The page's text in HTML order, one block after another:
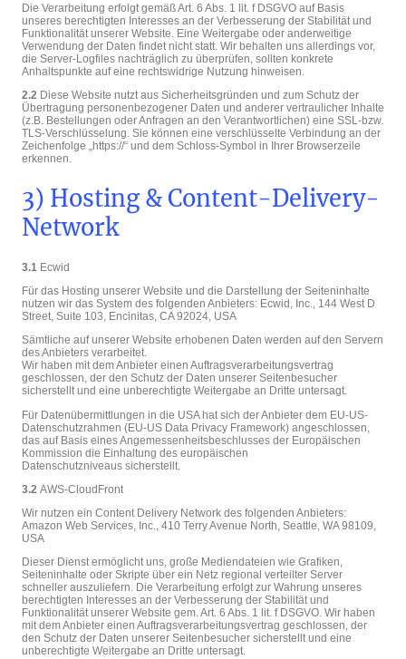
Die Verarbeitung erfolgt gemäß Art. 6 Abs. 1 lit. f DSGVO auf Basis
unseres berechtigten Interesses an der Verbesserung der Stabilität und
Funktionalität unserer Website. Eine Weitergabe oder anderweitige
Verwendung der Daten findet nicht statt. Wir behalten uns allerdings vor,
die Server-Logfiles nachträglich zu überprüfen, sollten konkrete
Anhaltspunkte auf eine rechtswidrige Nutzung hinweisen.
2.2 Diese Website nutzt aus Sicherheitsgründen und zum Schutz der
Übertragung personenbezogener Daten und anderer vertraulicher Inhalte
(z.B. Bestellungen oder Anfragen an den Verantwortlichen) eine SSL-bzw.
TLS-Verschlüsselung. Sie können eine verschlüsselte Verbindung an der
Zeichenfolge „https://“ und dem Schloss-Symbol in Ihrer Browserzeile
erkennen.
3) Hosting & Content-Delivery-
Network
3.1 Ecwid
Für das Hosting unserer Website und die Darstellung der Seiteninhalte
nutzen wir das System des folgenden Anbieters: Ecwid, Inc., 144 West D
Street, Suite 103, Encinitas, CA 92024, USA
Sämtliche auf unserer Website erhobenen Daten werden auf den Servern
des Anbieters verarbeitet.
Wir haben mit dem Anbieter einen Auftragsverarbeitungsvertrag
geschlossen, der den Schutz der Daten unserer Seitenbesucher
sicherstellt und eine unberechtigte Weitergabe an Dritte untersagt.
Für Datenübermittlungen in die USA hat sich der Anbieter dem EU-US-
Datenschutzrahmen (EU-US Data Privacy Framework) angeschlossen,
das auf Basis eines Angemessenheitsbeschlusses der Europäischen
Kommission die Einhaltung des europäischen
Datenschutzniveaus sicherstellt.
3.2 AWS-CloudFront
Wir nutzen ein Content Delivery Network des folgenden Anbieters:
Amazon Web Services, Inc., 410 Terry Avenue North, Seattle, WA 98109,
USA
Dieser Dienst ermöglicht uns, große Mediendateien wie Grafiken,
Seiteninhalte oder Skripte über ein Netz regional verteilter Server
schneller auszuliefern. Die Verarbeitung erfolgt zur Wahrung unseres
berechtigten Interesses an der Verbesserung der Stabilität und
Funktionalität unserer Website gem. Art. 6 Abs. 1 lit. f DSGVO. Wir haben
mit dem Anbieter einen Auftragsverarbeitungsvertrag geschlossen, der
den Schutz der Daten unserer Seitenbesucher sicherstellt und eine
unberechtigte Weitergabe an Dritte untersagt.